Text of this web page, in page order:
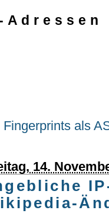
Fingerprints als
14.